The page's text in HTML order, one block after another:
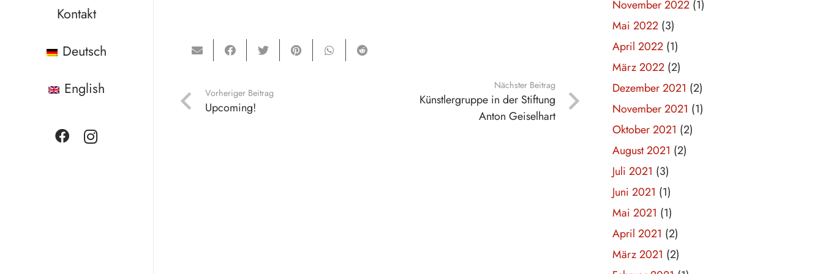
Kontakt
Deutsch
English
Photo Credits Barbara Karsch-Chaïeb
VG Bild-Kunst Bonn, Barbara Karsch-Chaïeb
Vorheriger Beitrag
Upcoming!
Nächster Beitrag
Künstlergruppe in der Stiftung
Anton Geiselhart
November 2022 (1)
Mai 2022 (3)
April 2022 (1)
März 2022 (2)
Dezember 2021 (2)
November 2021 (1)
Oktober 2021 (2)
August 2021 (2)
Juli 2021 (3)
Juni 2021 (1)
Mai 2021 (1)
April 2021 (2)
März 2021 (2)